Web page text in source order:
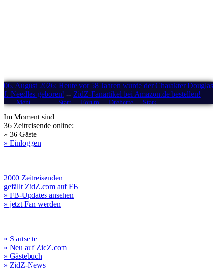
06. August 2026: Heute vor 58 Jahren wurde der Charakter Douglas
J. Needles geboren! -- ZidZ-Fanartikel bei Amazon.de bestellen!
Menü Start Forum Drehorte Stars
Im Moment sind
36 Zeitreisende online:
» 36 Gäste
» Einloggen
2000 Zeitreisenden
gefällt ZidZ.com auf FB
» FB-Updates ansehen
» jetzt Fan werden
» Startseite
» Neu auf ZidZ.com
» Gästebuch
» ZidZ-News